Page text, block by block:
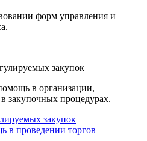
форм управления и
закупок
в организации,
закупочных процедурах.
закупок
в проведении торгов